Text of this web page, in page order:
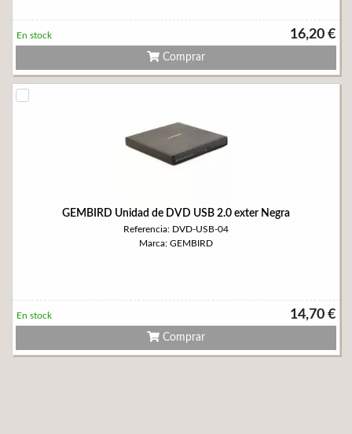
16,20 €
En stock
Comprar
GEMBIRD Unidad de DVD USB 2.0 exter Negra
Referencia: DVD-USB-04
Marca: GEMBIRD
14,70 €
En stock
Comprar